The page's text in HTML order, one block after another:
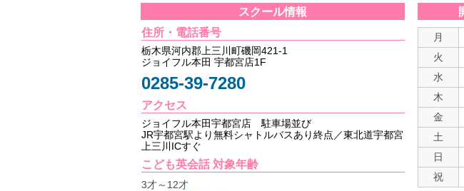
スクール情報
住所・電話番号
栃木県河内郡上三川町磯岡421-1
ジョイフル本田 宇都宮店1F
0285-39-7280
アクセス
ジョイフル本田宇都宮店 駐車場並び
JR宇都宮駅より無料シャトルバスあり終点／東北道宇都宮
上三川ICすぐ
こども英会話 対象年齢
3才～12才
月
火
水
木
金
土
日
祝